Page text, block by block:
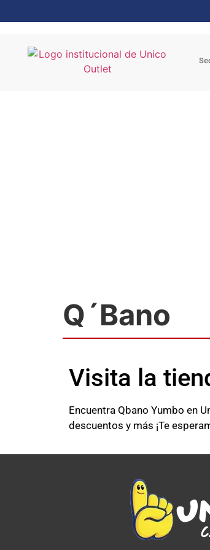
Q´Bano
Visita la
Encuentra Qbano Yumbo en
descuentos y más ¡Te